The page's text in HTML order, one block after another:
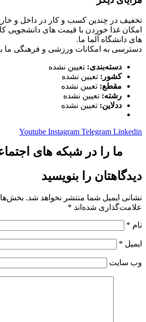
تخفیف در چندین کسب و کار در داخل و
امکان غذا خوردن با قیمت های دانشجویی
های دانشگاه آلما ما.
دسترسی به امکانات ورزشی و فرهنگی ما
دسته‌بندی: تعیین نشده
کشور: تعیین نشده
مقطع: تعیین نشده
رشته: تعیین نشده
ددلاین: تعیین نشده
Youtube Instagram Telegram Linkedin
ما را در شبکه های
دیدگاهتان را بنویسید
نشانی ایمیل شما منتشر نخواهد شد.
علامت‌گذاری شده‌اند *
نام *
ایمیل *
وب‌ سایت